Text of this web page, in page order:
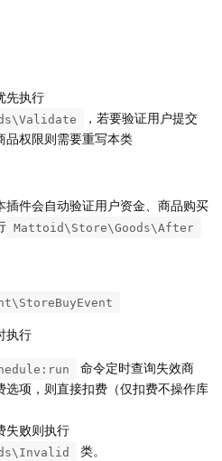
先执行
，若要验证用户提交
品权限则需要重写本类
插件会自动验证用户资金、商品购买
Mattoid\Store\Goods\After
执行
命令定时查询失效商
选项，则直接扣费（仅扣费不操作库
失败则执行
类。